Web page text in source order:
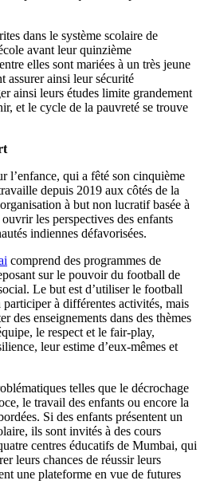
dans le système scolaire de
avant leur quinzième
elles sont mariées à un très jeune
assurer ainsi leur sécurité
ainsi leurs études limite grandement
et le cycle de la pauvreté se trouve
l’enfance, qui a fêté son cinquième
depuis 2019 aux côtés de la
à but non lucratif basée à
les perspectives des enfants
indiennes défavorisées.
comprend des programmes de
sur le pouvoir du football de
Le but est d’utiliser le football
participer à différentes activités, mais
des enseignements dans des thèmes
le respect et le fair-play,
leur estime d’eux-mêmes et
telles que le décrochage
le travail des enfants ou encore la
Si des enfants présentent un
ils sont invités à des cours
centres éducatifs de Mumbai, qui
leurs chances de réussir leurs
une plateforme en vue de futures